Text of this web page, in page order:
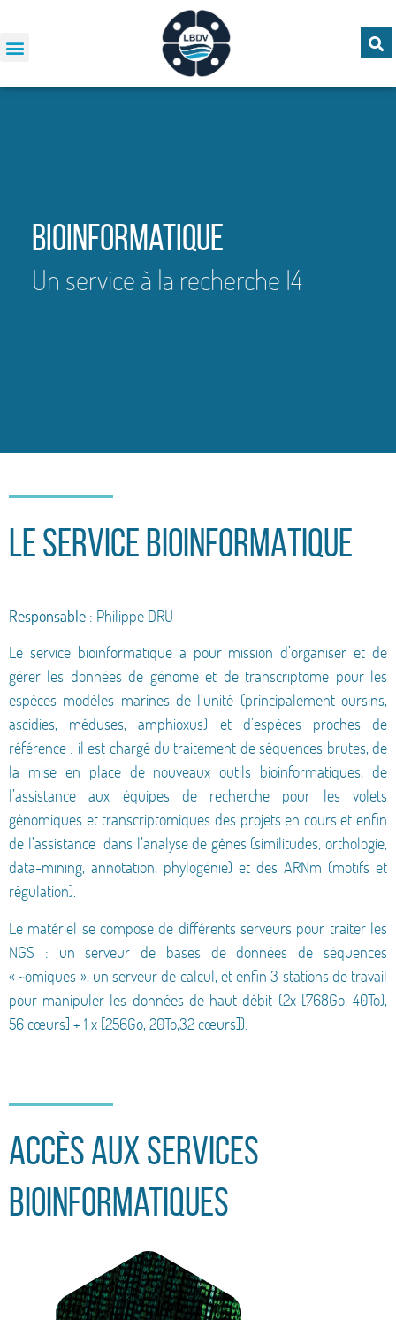
Bioinformatique
Un service à la recherche I4
LE SERVICE BIOINFORMATIQUE
Responsable : Philippe DRU
Le service bioinformatique a pour mission d’organiser et de
gérer les données de génome et de transcriptome pour les
espèces modèles marines de l’unité (principalement oursins,
ascidies, méduses, amphioxus) et d’espèces proches de
référence : il est chargé du traitement de séquences brutes, de
la mise en place de nouveaux outils bioinformatiques, de
l’assistance aux équipes de recherche pour les volets
génomiques et transcriptomiques des projets en cours et enfin
de l’assistance dans l’analyse de gènes (similitudes, orthologie,
data-mining, annotation, phylogénie) et des ARNm (motifs et
régulation).
Le matériel se compose de différents serveurs pour traiter les
NGS : un serveur de bases de données de séquences
« ~omiques », un serveur de calcul, et enfin 3 stations de travail
pour manipuler les données de haut débit (2x [768Go, 40To),
56 cœurs] + 1 x [256Go, 20To,32 cœurs]).
Accès aux services
bioinformatiques